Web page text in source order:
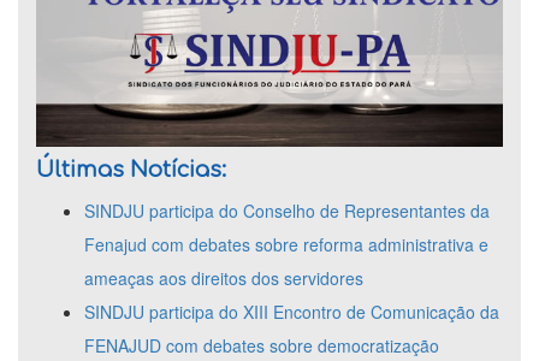
Últimas Notícias:
SINDJU participa do Conselho de Representantes da
Fenajud com debates sobre reforma administrativa e
ameaças aos direitos dos servidores
SINDJU participa do XIII Encontro de Comunicação da
FENAJUD com debates sobre democratização